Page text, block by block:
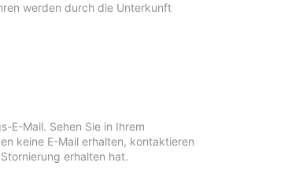
werden durch die Unterkunft
E-Mail. Sehen Sie in Ihrem
keine E-Mail erhalten, kontaktieren
erhalten hat.